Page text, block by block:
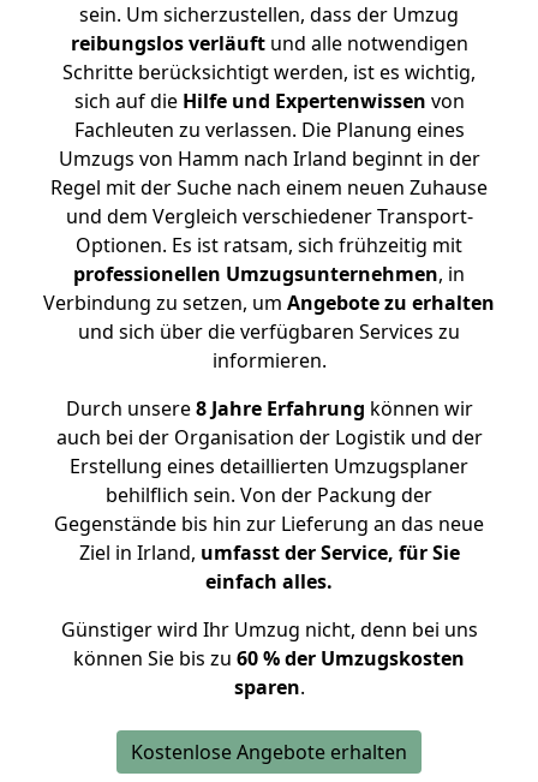
sein. Um sicherzustellen, dass der Umzug
reibungslos verläuftund alle notwendigen
Schritte berücksichtigt werden, ist es wichtig,
sich auf die Hilfe und Expertenwissen von
Fachleuten zu verlassen. Die Planung eines
Umzugs von Hamm nach Irland beginnt in der
Regel mit der Suche nach einem neuen Zuhause
und dem Vergleich verschiedener Transport-
Optionen. Es ist ratsam, sich frühzeitig mit
professionellen Umzugsunternehmen, in
Verbindung zu setzen, um Angebote zu erhalten
und sich über die verfügbaren Services zu
informieren.
Durch unsere8 Jahre Erfahrung können wir
auch bei der Organisation der Logistik und der
Erstellung eines detaillierten Umzugsplaner
behilflich sein. Von der Packung der
Gegenstände bis hin zur Lieferung an das neue
Ziel in Irland, umfasst der Service, für Sie
einfach alles.
Günstiger wird Ihr Umzug nicht, denn bei uns
können Sie bis zu 60 % der Umzugskosten
sparen.
Kostenlose Angebote erhalten